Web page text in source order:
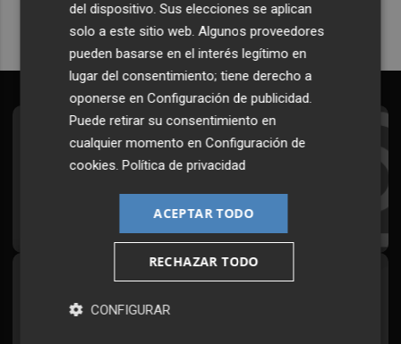
Suscríbete al Boletín
Todos los días a primera hora en tu email
¡Quiero suscribirme!
Síguenos en redes
Plaza Podcast, desde cualquier medio
del dispositivo. Sus elecciones se aplican
solo a este sitio web. Algunos proveedores
pueden basarse en el interés legítimo en
lugar del consentimiento; tiene derecho a
oponerse enConfiguración de publicidad.
Puede retirar su consentimiento en
cualquier momento enConfiguración de
cookies.Política de privacidad
ACEPTAR TODO
RECHAZAR TODO
CONFIGURAR